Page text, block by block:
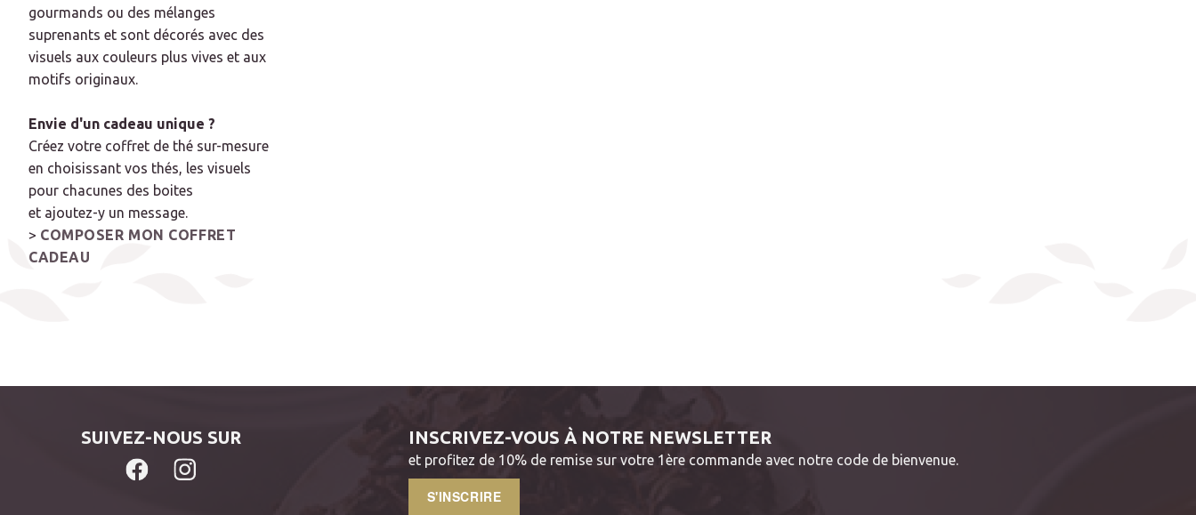
gourmands ou des mélanges
suprenants et sont décorés avec des
visuels aux couleurs plus vives et aux
motifs originaux.
Envie d'un cadeau unique ?
Créez votre coffret de thé sur-mesure
en choisissant vos thés, les visuels
pour chacunes des boites
et ajoutez-y un message.
> COMPOSER MON COFFRET
CADEAU
SUIVEZ-NOUS SUR INSCRIVEZ-VOUS À NOTRE NEWSLETTER
et profitez de 10% de remise sur votre 1ère commande avec notre code de bienvenue.
S'INSCRIRE